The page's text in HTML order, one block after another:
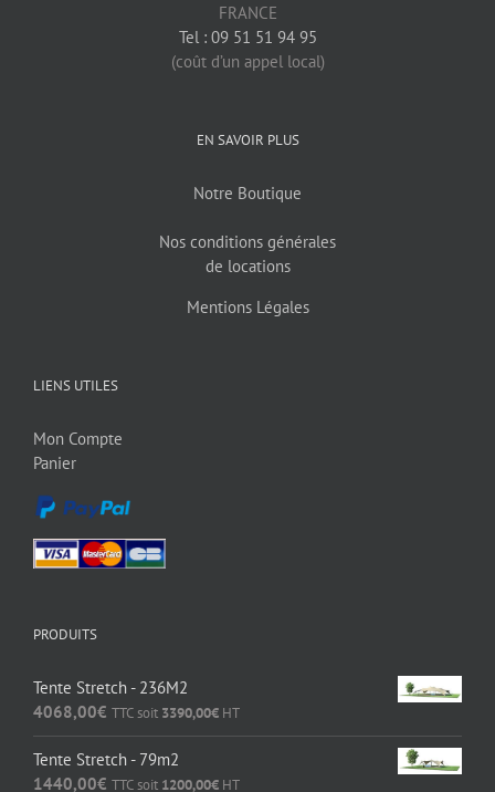
FRANCE
Tel : 09 51 51 94 95
(coût d’un appel local)
EN SAVOIR PLUS
Notre Boutique
Nos conditions générales
de locations
Mentions Légales
LIENS UTILES
Mon Compte
Panier
PRODUITS
Tente Stretch - 236M2
4068,00€ TTC soit 3390,00€ HT
Tente Stretch - 79m2
1440,00€ TTC soit 1200,00€ HT